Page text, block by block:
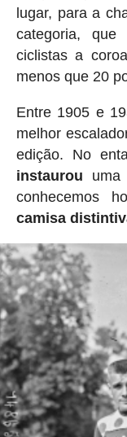
lugar, para a
categoria,
ciclistas a
menos que 20
Entre 1905 e
melhor
edição. No
instaurou uma
conhecemos
camisa